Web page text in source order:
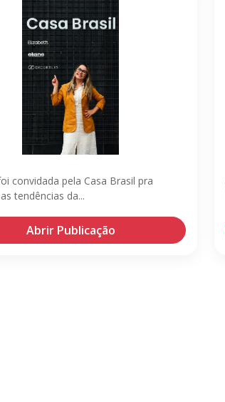
convidada pela Casa Brasil pra
tendências da...
Abrir Publicação